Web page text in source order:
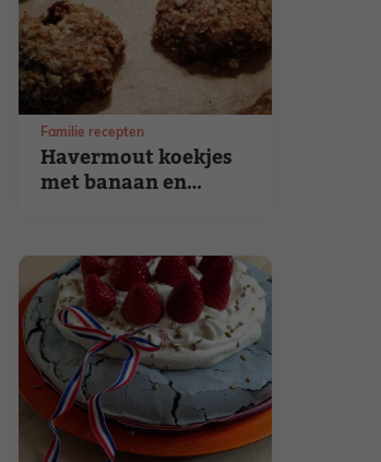
Havermout koekjes
met banaan en
Familie recepten